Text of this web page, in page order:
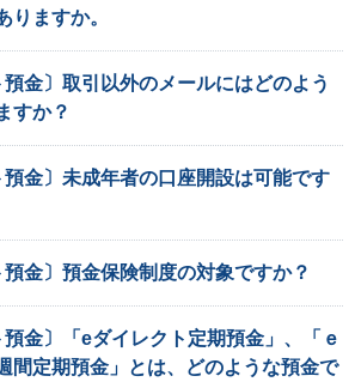
りますか。
預金〕取引以外のメールにはどのよう
すか？
預金〕未成年者の口座開設は可能です
預金〕預金保険制度の対象ですか？
預金〕「eダイレクト定期預金」、「ｅ
間定期預金」とは、どのような預金で